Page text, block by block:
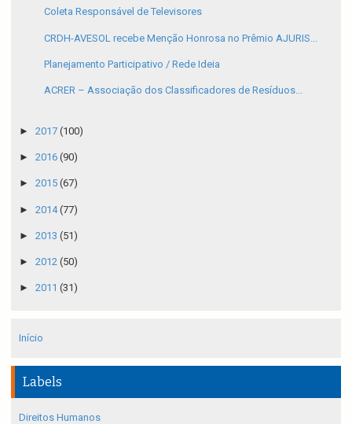
Coleta Responsável de Televisores
CRDH-AVESOL recebe Menção Honrosa no Prêmio AJURIS...
Planejamento Participativo / Rede Ideia
ACRER – Associação dos Classificadores de Resíduos...
► 2017 (100)
► 2016 (90)
► 2015 (67)
► 2014(77)
► 2013 (51)
► 2012 (50)
► 2011 (31)
Início
Labels
Direitos Humanos